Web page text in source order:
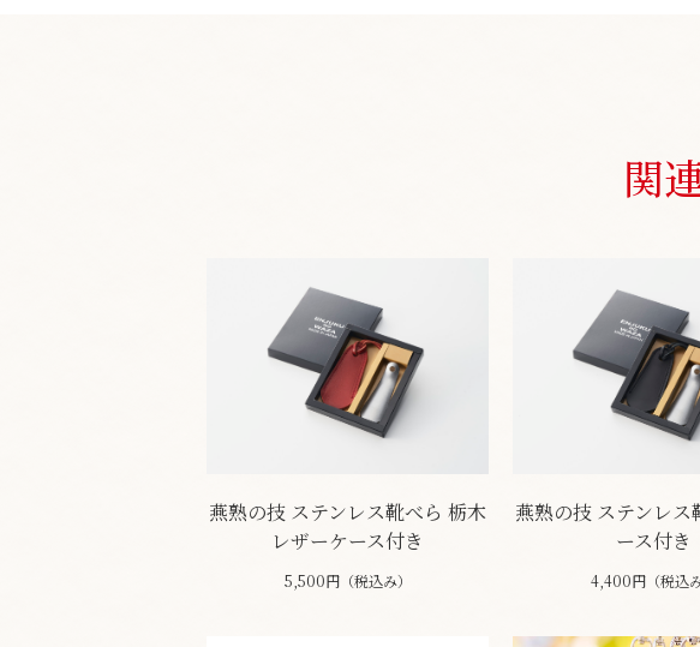
関
燕熟の技 ステンレス靴べら 栃木
レザーケース付き
5,500円（税込み）
燕熟の技 ステンレス
ース付き
4,400円（税込み